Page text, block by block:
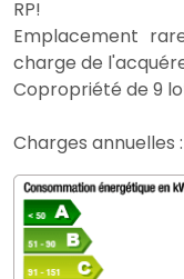
RP!
Emplacement
charge de
Copropriété de 9
Charges annuelles :